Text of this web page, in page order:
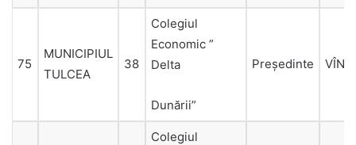
75
MUNICIPIUL
TULCEA
38
Colegiul
Economic ”
Delta
Dunării”
Președinte
Colegiul